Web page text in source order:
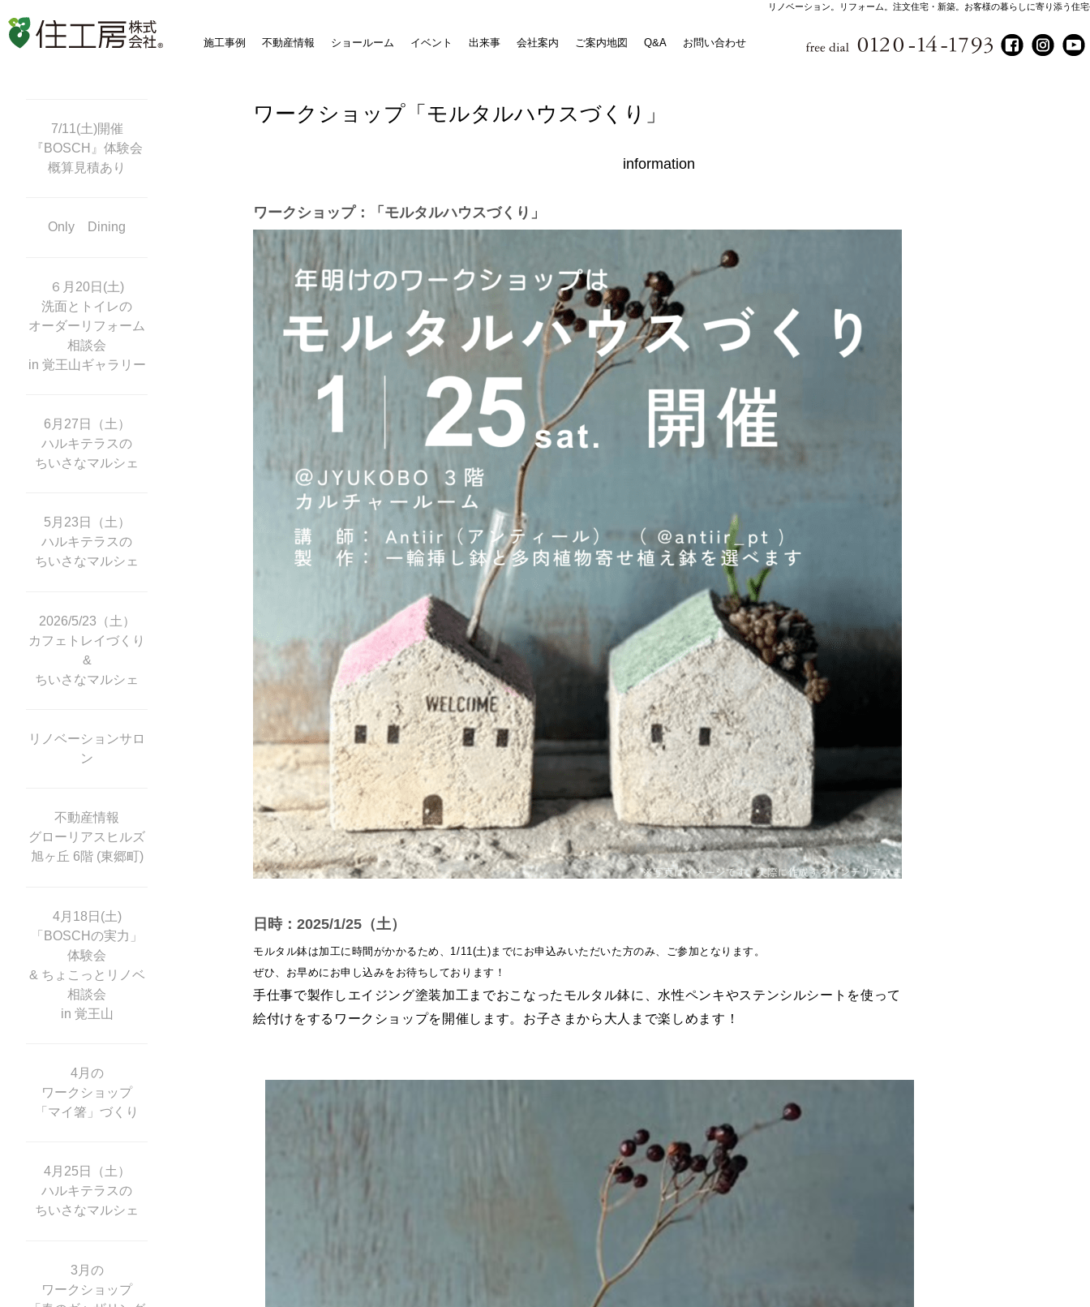
リノベーション。リフォーム。注文住宅・新築。お客様の暮らしに寄り添う住
施工事例 不動産情報 ショールーム イベント 出来事 会社案内 ご案内地図 Q&A お問い合わせ
ワークショップ「モルタルハウスづくり」
information
ワークショップ：「モルタルハウスづくり」
日時：2025/1/25（土）
モルタル鉢は加工に時間がかかるため、1/11(土)までにお申込みいただいた方のみ、ご参加となります。
ぜひ、お早めにお申し込みをお待ちしております！
手仕事で製作しエイジング塗装加工までおこなったモルタル鉢に、水性ペンキやステンシルシートを使って
絵付けをするワークショップを開催します。お子さまから大人まで楽しめます！
7/11(土)開催
『BOSCH』体験会
概算見積あり
Only Dining
６月20日(土)
洗面とトイレの
オーダーリフォーム
相談会
in 覚王山ギャラリー
6月27日（土）
ハルキテラスの
ちいさなマルシェ
5月23日（土）
ハルキテラスの
ちいさなマルシェ
2026/5/23（土）
カフェトレイづくり
&
ちいさなマルシェ
リノベーションサロ
ン
不動産情報
グローリアスヒルズ
旭ヶ丘 6階 (東郷町)
4月18日(土)
「BOSCHの実力」
体験会
& ちょこっとリノベ
相談会
in 覚王山
4月の
ワークショップ
「マイ箸」づくり
4月25日（土）
ハルキテラスの
ちいさなマルシェ
3月の
ワークショップ